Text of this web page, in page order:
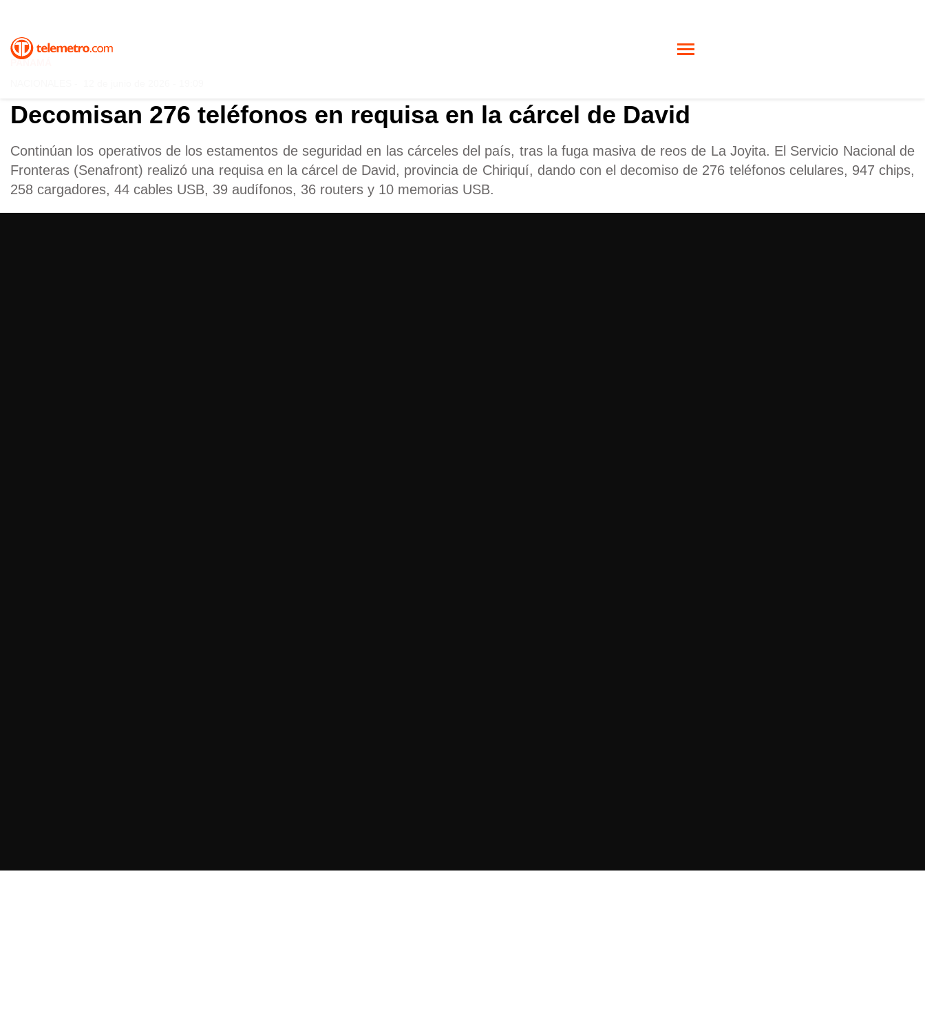
PANAMÁ
Decomisan 276 teléfonos en requisa en la cárcel de David
Continúan los operativos de los estamentos de seguridad en las cárceles del país, tras la fuga masiva de reos de La Joyita. El Servicio Nacional de
Fronteras (Senafront) realizó una requisa en la cárcel de David, provincia de Chiriquí, dando con el decomiso de 276 teléfonos celulares, 947 chips,
258 cargadores, 44 cables USB, 39 audífonos, 36 routers y 10 memorias USB.